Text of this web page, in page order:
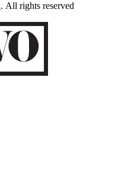
. All rights reserved